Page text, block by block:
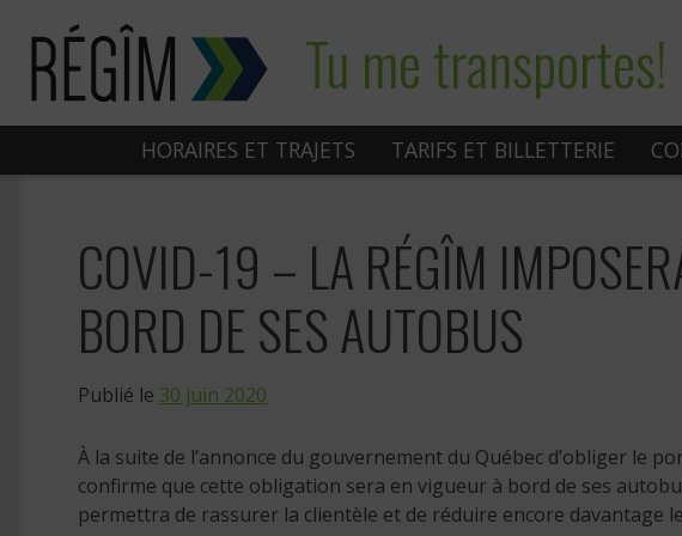
contenu
Tu me transportes!
HORAIRES ET TRAJETS TARIFS ET BILLETTERIE
COVID-19 – LA RÉGÎM
BORD DE SES AUTOBUS
Publié le 30 juin 2020
À la suite de l’annonce du gouvernement du Québec d’obliger le
confirme que cette obligation sera en vigueur à bord de ses
permettra de rassurer la clientèle et de réduire encore davantage